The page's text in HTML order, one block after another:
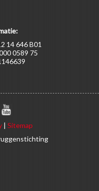
14 646 B01
0589 75
| Sitemap